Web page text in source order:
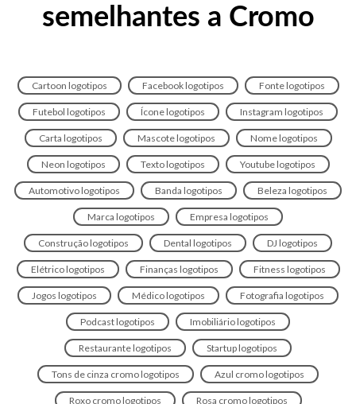
semelhantes a Cromo
Cartoon logotipos Facebook logotipos Fonte logotipos
Futebol logotipos Ícone logotipos Instagram logotipos
Carta logotipos Mascote logotipos Nome logotipos
Neon logotipos Texto logotipos Youtube logotipos
Automotivo logotipos Banda logotipos Beleza logotipos
Marca logotipos Empresa logotipos
Construção logotipos Dental logotipos DJ logotipos
Elétrico logotipos Finanças logotipos Fitness logotipos
Jogos logotipos Médico logotipos Fotografia logotipos
Podcast logotipos Imobiliário logotipos
Restaurante logotipos Startup logotipos
Tons de cinza cromo logotipos Azul cromo logotipos
Roxo cromo logotipos Rosa cromo logotipos